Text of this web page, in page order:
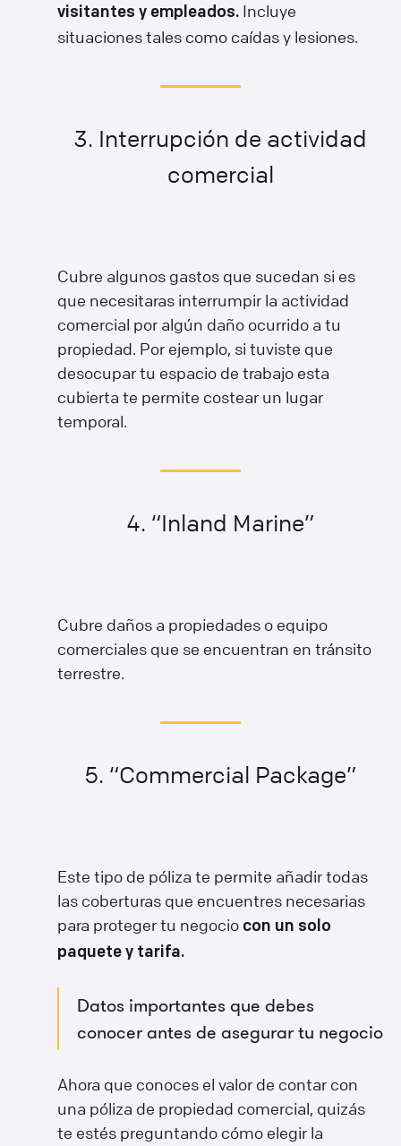
visitantes y empleados. Incluye
situaciones tales como caídas y lesiones.
3. Interrupción de actividad
comercial
Cubre algunos gastos que sucedan si es
que necesitaras interrumpir la actividad
comercial por algún daño ocurrido a tu
propiedad. Por ejemplo, si tuviste que
desocupar tu espacio de trabajo esta
cubierta te permite costear un lugar
temporal.
4. “Inland Marine”
Cubre daños a propiedades o equipo
comerciales que se encuentran en tránsito
terrestre.
5. “Commercial Package”
Este tipo de póliza te permite añadir todas
las coberturas que encuentres necesarias
para proteger tu negocio con un solo
paquete y tarifa.
Datos importantes que debes
conocer antes de asegurar tu negocio
Ahora que conoces el valor de contar con
una póliza de propiedad comercial, quizás
te estés preguntando cómo elegir la